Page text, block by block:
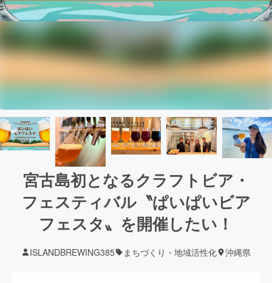
宮古島初となるクラフトビア・
フェスティバル〝ぱいぱいビア
フェスタ〟を開催したい！
ISLANDBREWING385 まちづくり・地域活性化 沖縄県